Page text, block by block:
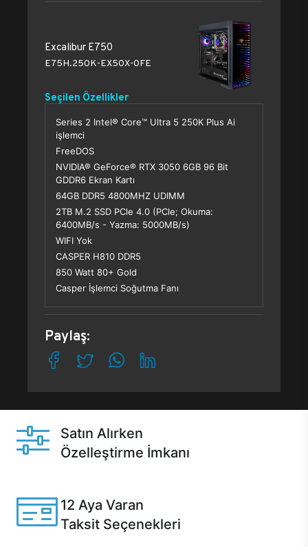
Excalibur E750
E75H.250K-EX50X-0FE
Seçilen Özellikler
Series 2 Intel® Core™ Ultra 5 250K Plus Ai
işlemci
FreeDOS
NVIDIA® GeForce® RTX 3050 6GB 96 Bit
GDDR6 Ekran Kartı
64GB DDR5 4800MHZ UDIMM
2TB M.2 SSD PCle 4.0 (PCle; Okuma:
6400MB/s - Yazma: 5000MB/s)
WIFI Yok
CASPER H810 DDR5
850 Watt 80+ Gold
Casper İşlemci Soğutma Fanı
Paylaş:
Satın Alırken
Özelleştirme İmkanı
12 Aya Varan
Taksit Seçenekleri